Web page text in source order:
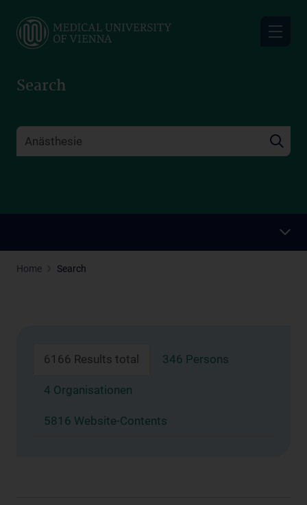
main
Search
Home Search
6166 Results total 346 Persons
4 Organisationen
5816 Website-Contents